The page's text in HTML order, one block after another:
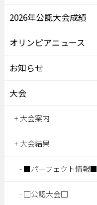
2026年公認大会成績
オリンピアニュース
お知らせ
大会
大会案内
大会結果
■パーフェクト情報■
□公認大会□